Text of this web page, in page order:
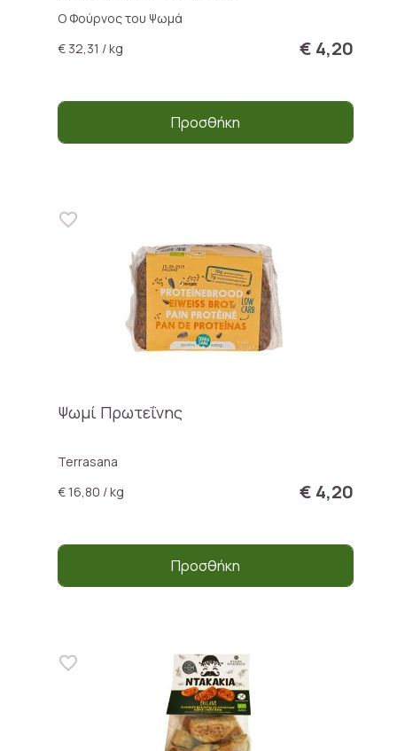
Ο Φούρνος του Ψωμά
€ 32,31 / kg
€ 4,20
Προσθήκη
Ψωμί Πρωτεΐνης
Terrasana
€ 16,80 / kg
€ 4,20
Προσθήκη